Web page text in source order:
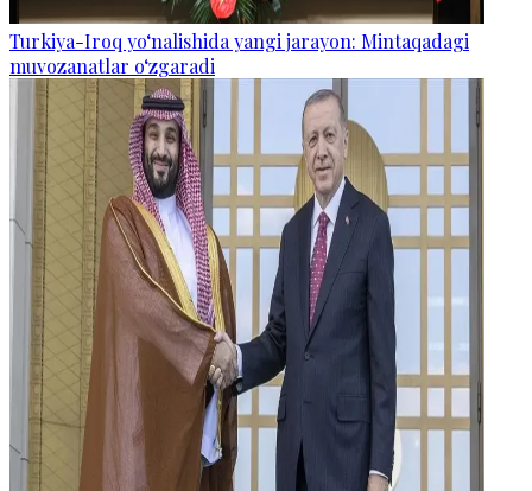
Turkiya-Iroq yo‘nalishida yangi jarayon: Mintaqadagi
muvozanatlar o‘zgaradi